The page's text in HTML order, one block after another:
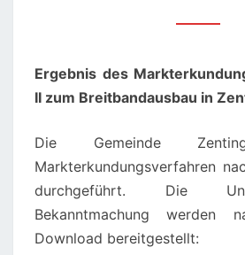
Ergebnis des
II zum Breitbandausbau in
Die Gemeinde
Markterkundungsverfahren
durchgeführt. Die
Bekanntmachung werden
Download bereitgestellt: